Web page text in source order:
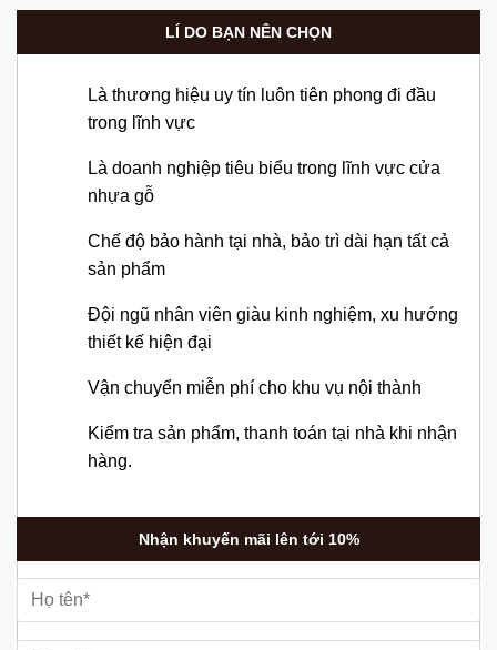
LÍ DO BẠN NÊN CHỌN
Là thương hiệu uy tín luôn tiên phong đi đầu
trong lĩnh vực
Là doanh nghiệp tiêu biểu trong lĩnh vực cửa
nhựa gỗ
Chế độ bảo hành tại nhà, bảo trì dài hạn tất cả
sản phẩm
Đội ngũ nhân viên giàu kinh nghiệm, xu hướng
thiết kế hiện đại
Vận chuyển miễn phí cho khu vụ nội thành
Kiểm tra sản phẩm, thanh toán tại nhà khi nhận
hàng.
Nhận khuyến mãi lên tới 10%